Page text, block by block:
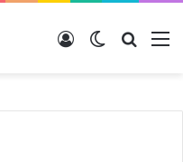
Switch skin
Войти